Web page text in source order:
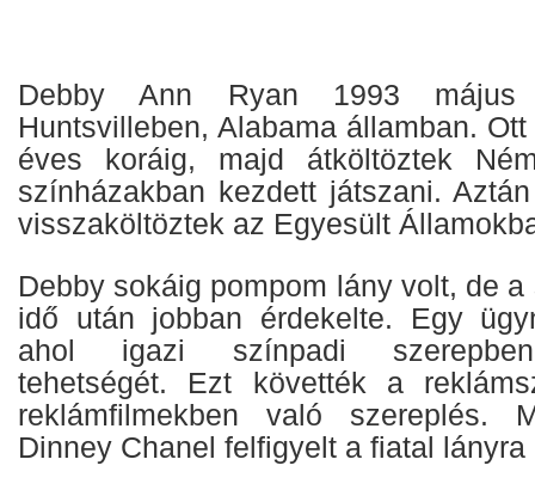
Debby Ann Ryan 1993 május
Huntsvilleben, Alabama államban.
éves koráig, majd átköltöztek
színházakban kezdett játszani.
visszaköltöztek az Egyesült
Debby sokáig pompom lány volt, de
idő után jobban érdekelte. Egy
ahol igazi színpadi szerepben
tehetségét. Ezt követték a
reklámfilmekben való szereplés.
Dinney Chanel felfigyelt a fiatal